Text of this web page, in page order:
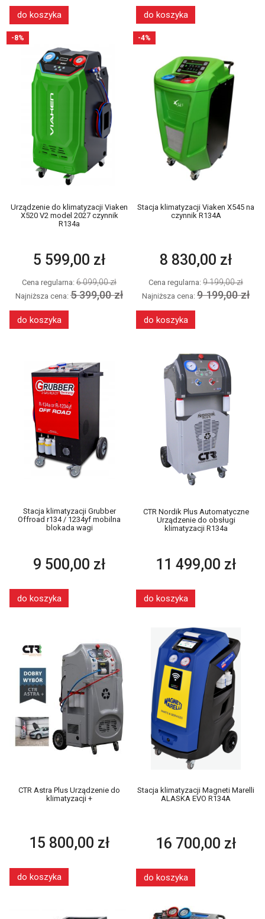
do koszyka do koszyka
Urządzenie do klimatyzacji Viaken
X520 V2 model 2027 czynnik
R134a
5 599,00 zł
Cena regularna: 6 099,00 zł
Najniższa cena: 5 399,00 zł
do koszyka
-8%
Stacja klimatyzacji Viaken X545 na
czynnik R134A
8 830,00 zł
Cena regularna: 9 199,00 zł
Najniższa cena: 9 199,00 zł
do koszyka
-4%
Stacja klimatyzacji Grubber
Offroad r134 / 1234yf mobilna
blokada wagi
9 500,00 zł
do koszyka
CTR Nordik Plus Automatyczne
Urządzenie do obsługi
klimatyzacji R134a
11 499,00 zł
do koszyka
CTR Astra Plus Urządzenie do
klimatyzacji +
15 800,00 zł
do koszyka
Stacja klimatyzacji Magneti Marelli
ALASKA EVO R134A
16 700,00 zł
do koszyka